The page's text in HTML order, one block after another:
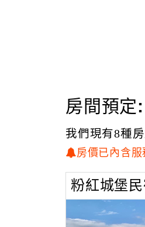
房間預定:
我們現有8種
房價已內含
粉紅城堡